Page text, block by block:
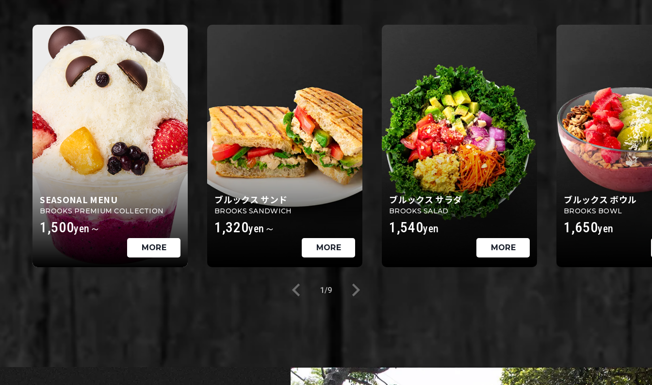
SEASONAL MENU
BROOKS PREMIUM COLLECTION
1,500yen～
MORE
ブルックス サンド
BROOKS SANDWICH
1,320yen～
MORE
ブルックス サラダ
BROOKS SALAD
1,540yen
MORE
ブルックス ボウル
BROOKS BOWL
1,650yen
1/9